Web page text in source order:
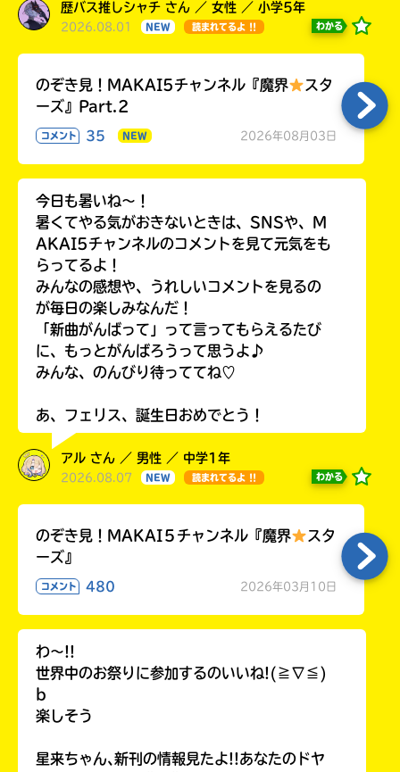
歴バス推しシャチ さん ／ 女性 ／ 小学5年
2026.08.01 NEW 読まれてるよ !! わかる
のぞき見！MAKAI5チャンネル『魔界
スタ
ーズ』Part.2
コメント 35 NEW 2026年08月03日
今日も暑いね〜！
暑くてやる気がおきないときは、SNSや、M
AKAI5チャンネルのコメントを見て元気をも
らってるよ！
みんなの感想や、うれしいコメントを見るの
が毎日の楽しみなんだ！
「新曲がんばって」って言ってもらえるたび
に、もっとがんばろうって思うよ♪
みんな、のんびり待っててね♡
あ、フェリス、誕生日おめでとう！
アル さん ／ 男性 ／ 中学1年
2026.08.07 NEW 読まれてるよ !! わかる
のぞき見！MAKAI５チャンネル『魔界
スタ
ーズ』
コメント 480 2026年03月10日
わ〜!!
世界中のお祭りに参加するのいいね!(≧∇≦)
b
楽しそう
星来ちゃん､新刊の情報見たよ!!あなたのドヤ